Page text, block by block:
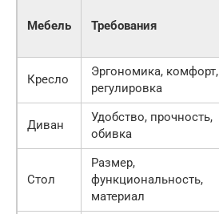
Мебель Требования
Кресло
Эргономика, комфорт,
регулировка
Диван
Удобство, прочность,
обивка
Стол
Размер,
функциональность,
материал